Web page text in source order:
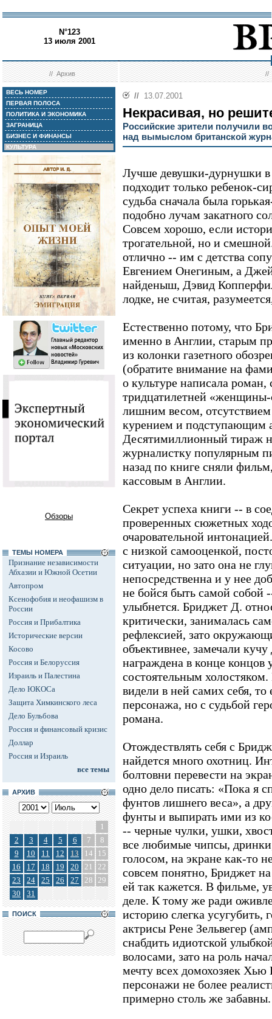
N°123
13 июля 2001
//Архив //
ВЕСЬ НОМЕР
ПЕРВАЯ ПОЛОСА
ПОЛИТИКА И ЭКОНОМИКА
ЗАГРАНИЦА
БИЗНЕС И ФИНАНСЫ
КУЛЬТУРА
Обзоры
ТЕМЫ НОМЕРА
Признание независимости
Абхазии и Южной Осетии
Автопром
Ксенофобия и неофашизм в
России
Россия и Прибалтика
Исторические версии
Косово
Россия и Белоруссия
Израиль и Палестина
Дело ЮКОСа
Защита Химкинского леса
Дело Бульбова
Россия и финансовый кризис
Доллар
Россия и Израиль
все темы
АРХИВ
1
2
3 4 5 6 7
8
9
10 11 12 13 14
15
16
17 18 19 20 21
22
23
24 25 26 27 28 29
30
31
ПОИСК
// 13.07.2001
Некрасивая, но
Российские зрители получили
над вымыслом британской
Лучше девушки-дурнушки
подходит только ребенок-
судьба сначала была
подобно лучам закатного
Совсем хорошо, если
трогательной, но и
отлично -- им с детства
Евгением Онегиным, а
найденыш, Дэвид
лодке, не считая,
Естественно потому, что
именно в Англии, старым
из колонки газетного
(обратите внимание на
о культуре написала
тридцатилетней
лишним весом,
курением и подступающим
Десятимиллионный тираж
журналистку популярным
назад по книге сняли
кассовым в Англии.
Секрет успеха книги -- в
проверенных сюжетных
очаровательной
с низкой самооценкой,
ситуации, но зато она не
непосредственна и у нее
не бойся быть самой собой
улыбнется. Бриджет Д.
критически, занималась
рефлексией, зато
объективнее, замечали
награждена в конце концов
состоятельным
видели в ней самих себя, то
персонажа, но с судьбой
романа.
Отождествлять себя с
найдется много охотниц.
болтовни перевести на
одно дело писать: «Пока я
фунтов лишнего веса», а
фунты и выпирать ими из
-- черные чулки, ушки,
все любимые чипсы,
голосом, на экране как-то
совсем понятно, Бриджет
ей так кажется. В фильме,
деле. К тому же ради
историю слегка усугубить,
актрисы Рене Зельвегер
снабдить идиотской
волосами, зато на роль
мечту всех домохозяек
персонажи не более
примерно столь же забавны.